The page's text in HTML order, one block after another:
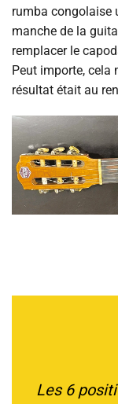
rumba congolaise
manche de la
remplacer le
Peut importe, cela
résultat était au
Les 6